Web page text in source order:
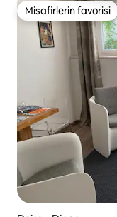
Misafirlerin favorisi
Misafirlerin favorisi